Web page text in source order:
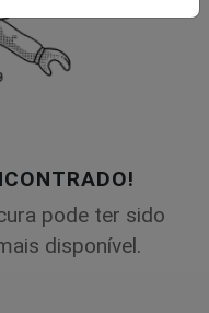
pode ter sido
disponível.